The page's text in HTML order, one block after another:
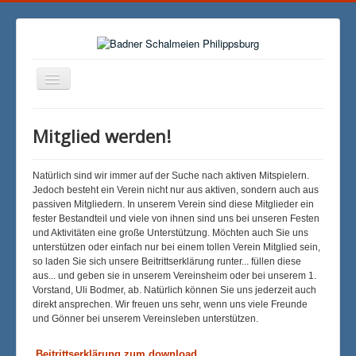
Navigation
an/aus
Kontakt
Galerie
Repertoire
On Tour
Feste / Aktivitäten
Mitglied werden!
Natürlich sind wir immer auf der Suche nach aktiven Mitspielern.
Jedoch besteht ein Verein nicht nur aus aktiven, sondern auch aus
passiven Mitgliedern. In unserem Verein sind diese Mitglieder ein
fester Bestandteil und viele von ihnen sind uns bei unseren Festen
und Aktivitäten eine große Unterstützung. Möchten auch Sie uns
unterstützen oder einfach nur bei einem tollen Verein Mitglied sein,
so laden Sie sich unsere Beitrittserklärung runter... füllen diese
aus... und geben sie in unserem Vereinsheim oder bei unserem 1.
Vorstand, Uli Bodmer, ab. Natürlich können Sie uns jederzeit auch
direkt ansprechen. Wir freuen uns sehr, wenn uns viele Freunde
und Gönner bei unserem Vereinsleben unterstützen.